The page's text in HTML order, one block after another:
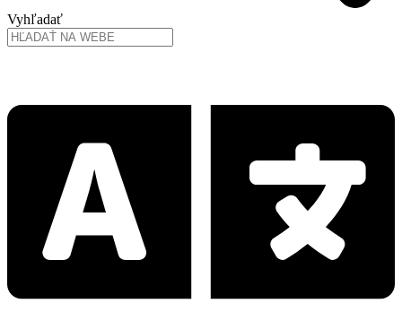
Vyhľadať